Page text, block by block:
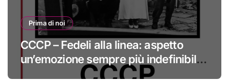
Prima di noi
CCCP – Fedeli alla linea: aspetto
un’emozione sempre più indefinibile
#primadinoi